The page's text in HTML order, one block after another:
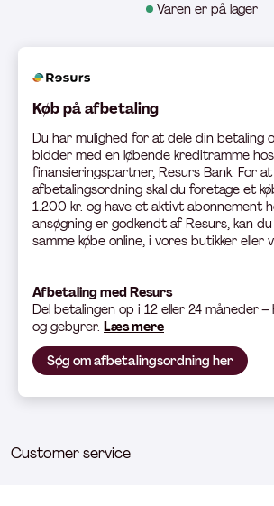
Varen er på lager
Køb på afbetaling
Du har mulighed for at dele din betaling
bidder med en løbende kreditramme
finansieringspartner, Resurs Bank. For
afbetalingsordning skal du foretage et
1.200 kr. og have et aktivt abonnement
ansøgning er godkendt af Resurs, kan
samme købe online, i vores butikker eller
Afbetaling med Resurs
Del betalingen op i 12 eller 24 måneder
og gebyrer. Læs mere
Søg om afbetalingsordning her
Customer service